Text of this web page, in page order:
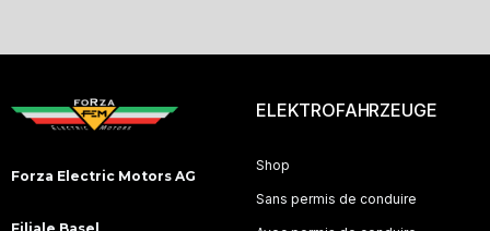
Forza Electric Motors AG
ELEKTROFAHRZEUGE
Shop
Sans permis de conduire